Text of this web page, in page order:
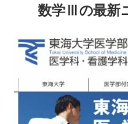
LIFE
AI
数学Ⅲの最新